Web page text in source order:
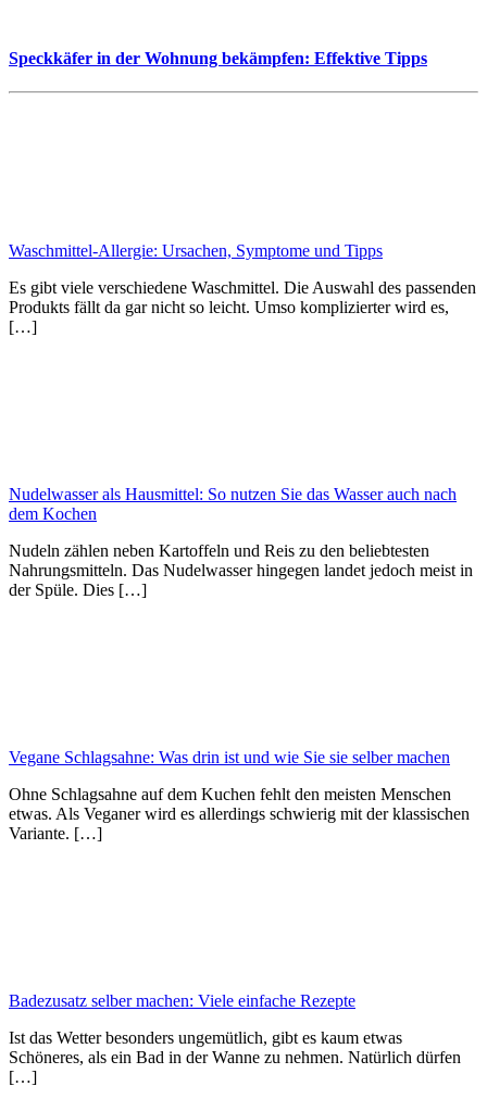
Speckkäfer in der Wohnung bekämpfen: Effektive Tipps
Waschmittel-Allergie: Ursachen, Symptome und Tipps
Es gibt viele verschiedene Waschmittel. Die Auswahl des passenden
Produkts fällt da gar nicht so leicht. Umso komplizierter wird es,
[…]
Nudelwasser als Hausmittel: So nutzen Sie das Wasser auch nach
dem Kochen
Nudeln zählen neben Kartoffeln und Reis zu den beliebtesten
Nahrungsmitteln. Das Nudelwasser hingegen landet jedoch meist in
der Spüle. Dies […]
Vegane Schlagsahne: Was drin ist und wie Sie sie selber machen
Ohne Schlagsahne auf dem Kuchen fehlt den meisten Menschen
etwas. Als Veganer wird es allerdings schwierig mit der klassischen
Variante. […]
Badezusatz selber machen: Viele einfache Rezepte
Ist das Wetter besonders ungemütlich, gibt es kaum etwas
Schöneres, als ein Bad in der Wanne zu nehmen. Natürlich dürfen
[…]